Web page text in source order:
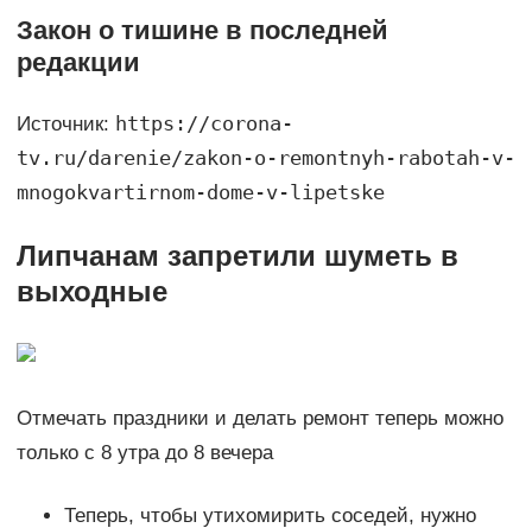
Закон о тишине в последней
редакции
Источник: https://corona-
tv.ru/darenie/zakon-o-remontnyh-rabotah-v-
mnogokvartirnom-dome-v-lipetske
Липчанам запретили шуметь в
выходные
Отмечать праздники и делать ремонт теперь можно
только с 8 утра до 8 вечера
Теперь, чтобы утихомирить соседей, нужно